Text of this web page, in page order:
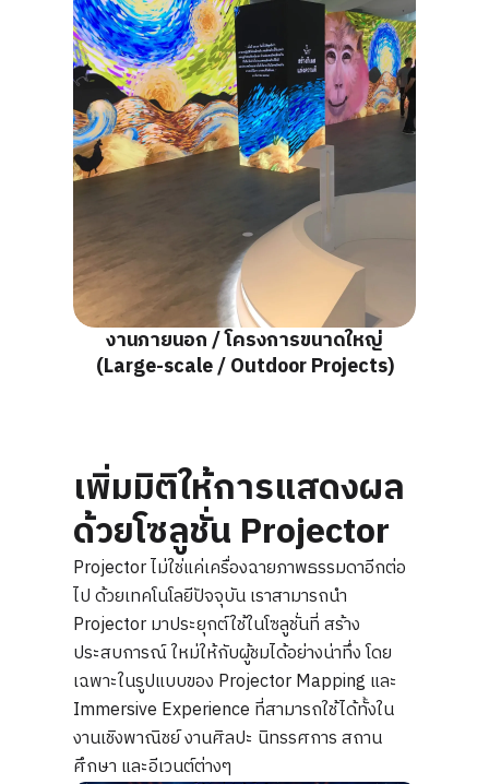
งานภายนอก / โครงการขนาดใหญ่
(Large-scale / Outdoor Projects)
เพิ่มมิติให้การแสดงผล
ด้วยโซลูชั่น Projector
Projector ไม่ใช่แค่เครื่องฉายภาพธรรมดาอีกต่อ
ไป ด้วยเทคโนโลยีปัจจุบัน เราสามารถนำ
Projector มาประยุกต์ใช้ในโซลูชั่นที่ สร้าง
ประสบการณ์ ใหม่ให้กับผู้ชมได้อย่างน่าทึ่ง โดย
เฉพาะในรูปแบบของ Projector Mapping และ
Immersive Experience ที่สามารถใช้ได้ทั้งใน
งานเชิงพาณิชย์ งานศิลปะ นิทรรศการ สถาน
ศึกษา และอีเวนต์ต่างๆ